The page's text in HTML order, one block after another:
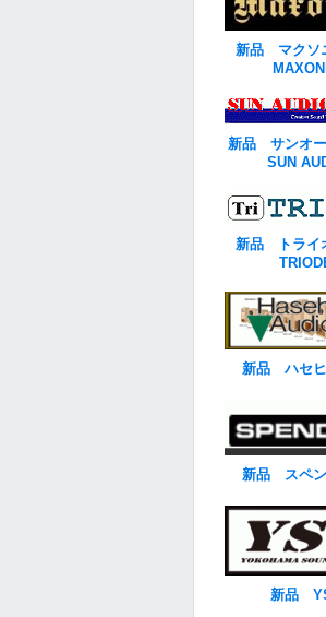
新品 マクソ
新品 サンオ
SUN
新品 トライ
新品 ハセ
新品 スペ
新品